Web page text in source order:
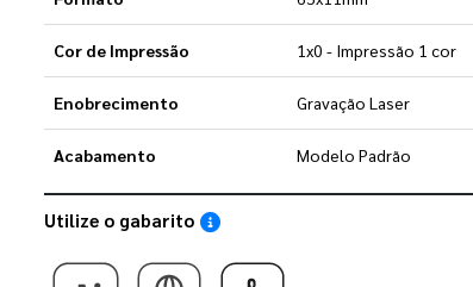
Cor de Impressão 1x0 - Impressão 1 cor
Enobrecimento Gravação Laser
Acabamento Modelo Padrão
Utilize o gabarito Saiba como utilizar os nossos gabaritos